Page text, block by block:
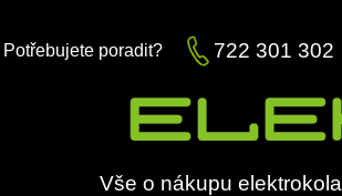
Potřebujete poradit? 722 301 302
Vše o nákupu elektrokola